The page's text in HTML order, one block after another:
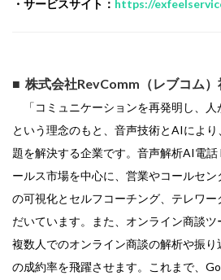
・サービスサイト： https://
■ 株式会社RevComm（レブコム）
「コミュニケーションを再発明し、人
という理念のもと、音声技術とAIによ
題を解決する企業です。音声解析AI電
ールス市場を中心に、営業やコールセ
の可視化とセルフコーチング、テレワ
だいています。また、オンライン商談ツ
複数人でのオンライン商談の解析や振
の成約率を飛躍させます。これまで、